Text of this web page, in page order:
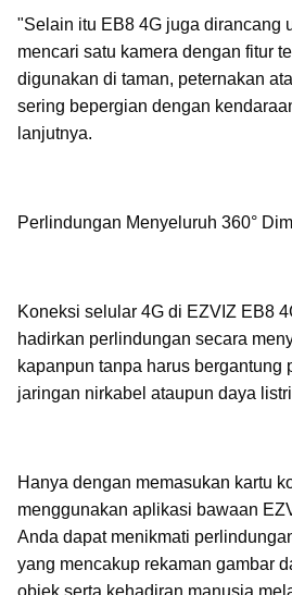
"Selain itu EB8 4G juga dirancang
mencari satu kamera dengan fitur
digunakan di taman, peternakan
sering bepergian dengan
lanjutnya.
Perlindungan Menyeluruh 360°
Koneksi selular 4G di EZVIZ EB8
hadirkan perlindungan secara
kapanpun tanpa harus bergantung
jaringan nirkabel ataupun daya
Hanya dengan memasukan kartu
menggunakan aplikasi bawaan
Anda dapat menikmati
yang mencakup rekaman gambar
objek serta kehadiran manusia